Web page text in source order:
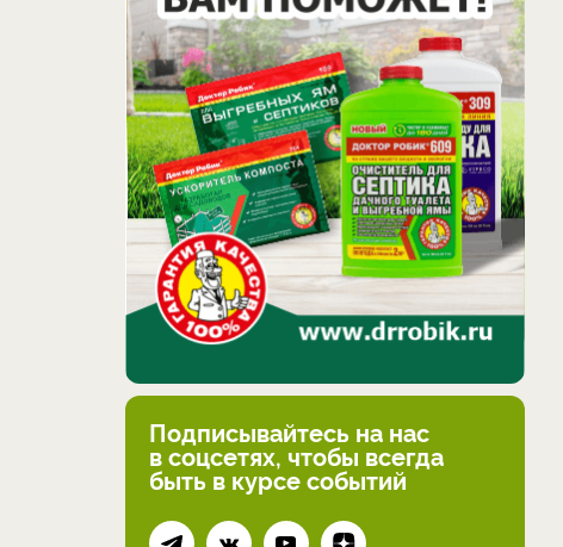
Подписывайтесь на нас
в соцсетях, чтобы всегда
быть в курсе событий